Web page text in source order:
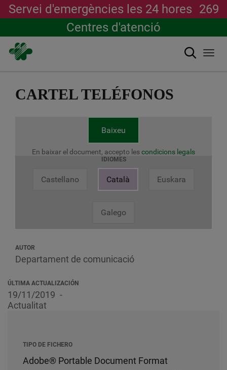
contingut
Servei d'emergències les 24 hores 269
Centres d'atenció
Cerca
CARTEL TELÉFONOS
Baixeu
En baixar el document, accepto lescondicions legals
IDIOMES
Castellano Català Euskara
Galego
AUTOR
Departament de comunicació
ÚLTIMA ACTUALIZACIÓN
19/11/2019
Actualitat
TIPO DE FICHERO
Adobe® Portable Document Format